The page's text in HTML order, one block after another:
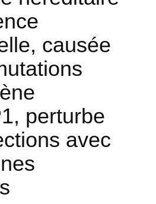
causée
perturbe
avec